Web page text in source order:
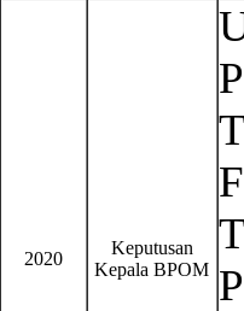
2020
Keputusan
Kepala BPOM